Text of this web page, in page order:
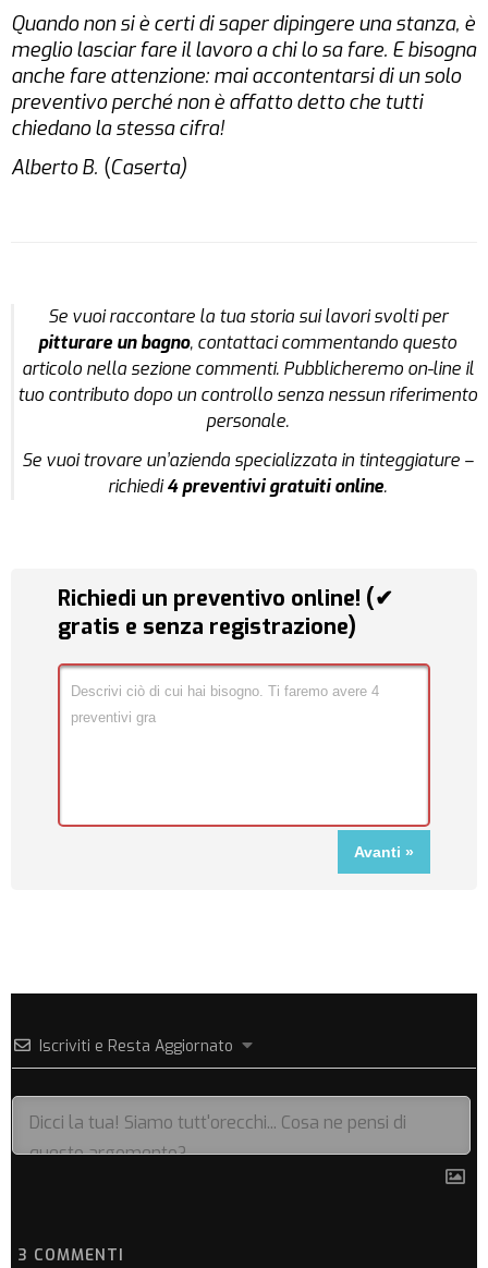
Quando non si è certi di saper dipingere una stanza, è
meglio lasciar fare il lavoro a chi lo sa fare. E bisogna
anche fare attenzione: mai accontentarsi di un solo
preventivo perché non è affatto detto che tutti
chiedano la stessa cifra!
Alberto B. (Caserta)
Se vuoi raccontare la tua storia sui lavori svolti per
pitturare un bagno, contattaci commentando questo
articolo nella sezione commenti. Pubblicheremo on-line il
tuo contributo dopo un controllo senza nessun riferimento
personale.
Se vuoi trovare un’azienda specializzata in tinteggiature –
richiedi4 preventivi gratuiti online.
Richiedi un preventivo online! (✔
gratis e senza registrazione)
Iscriviti e Resta Aggiornato
3 COMMENTI